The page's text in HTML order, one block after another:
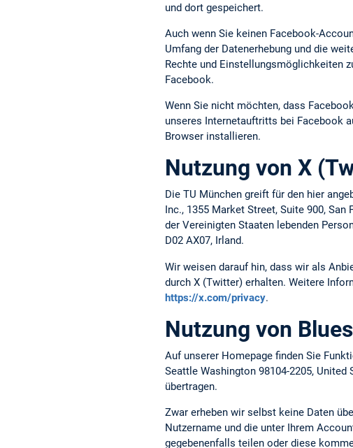
und dort gespeichert.
Auch wenn Sie keinen Facebook-
Umfang der Datenerhebung und die
Rechte und Einstellungsmöglichkeiten
Facebook.
Wenn Sie nicht möchten, dass
unseres Internetauftritts bei Facebook
Browser installieren.
Nutzung von X
Die TU München greift für den hier
Inc., 1355 Market Street, Suite 900,
der Vereinigten Staaten lebenden
D02 AX07, Irland.
Wir weisen darauf hin, dass wir als
durch X (Twitter) erhalten. Weitere
https://x.com/privacy.
Nutzung von
Auf unserer Homepage finden Sie
Seattle Washington 98104-2205,
übertragen.
Zwar erheben wir selbst keine Daten
Nutzername und die unter Ihrem
gegebenenfalls teilen oder diese